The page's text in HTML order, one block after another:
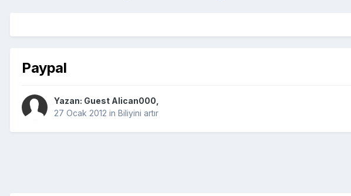
Paypal
Yazan: Guest Alican000,
27 Ocak 2012 in Biliyini artır